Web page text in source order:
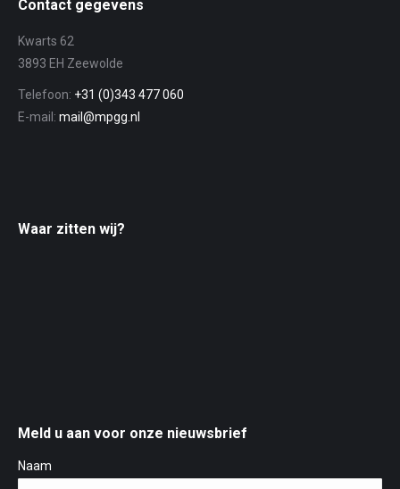
Contact gegevens
Kwarts 62
3893 EH Zeewolde
Telefoon: +31 (0)343 477 060
E-mail: mail@mpgg.nl
Waar zitten wij?
Meld u aan voor onze nieuwsbrief
Naam